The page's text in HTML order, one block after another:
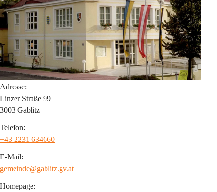
Adresse:
Linzer Straße 99
3003 Gablitz
Telefon:
+43 2231 634660
E-Mail:
gemeinde@gablitz.gv.at
Homepage: